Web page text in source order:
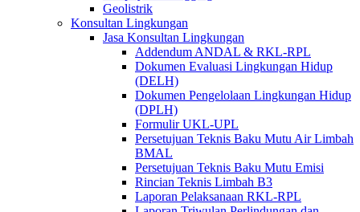
Geolistrik
Konsultan Lingkungan
Jasa Konsultan Lingkungan
Addendum ANDAL & RKL-RPL
Dokumen Evaluasi Lingkungan Hidup
(DELH)
Dokumen Pengelolaan Lingkungan Hidup
(DPLH)
Formulir UKL-UPL
Persetujuan Teknis Baku Mutu Air Limbah
BMAL
Persetujuan Teknis Baku Mutu Emisi
Rincian Teknis Limbah B3
Laporan Pelaksanaan RKL-RPL